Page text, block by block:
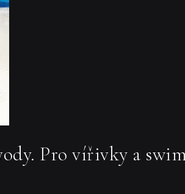
Pro vířivky a swim